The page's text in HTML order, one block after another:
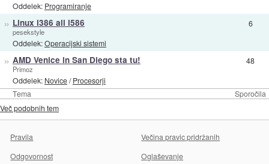
Tema Sporočila
Oddelek: Programiranje
» Linux i386 ali i586
pesekstyle
Oddelek:Operacijski sistemi
6
» AMD Venice in San Diego sta tu!
Primoz
Oddelek: Novice/Procesorji
48
Več podobnih tem
Pravila
Večina pravic pridržanih
Odgovornost
Oglaševanje